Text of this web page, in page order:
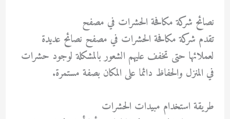
نصائح شركة مكافحة الحشرات في مصفح
تقدم شركة مكافحة الحشرات في مصفح نصائح عديدة
لعملائها حتى تخفف عليهم الشعور بالمشكلة لوجود حشرات
في المنزل والحفاظ دائما على المكان بصفة مستمرة.
طريقة استخدام مبيدات الحشرات